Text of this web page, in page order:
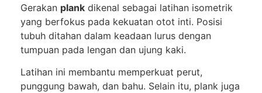
Gerakan plank dikenal sebagai latihan isometrik
yang berfokus pada kekuatan otot inti. Posisi
tubuh ditahan dalam keadaan lurus dengan
tumpuan pada lengan dan ujung kaki.
Latihan ini membantu memperkuat perut,
punggung bawah, dan bahu. Selain itu, plank juga